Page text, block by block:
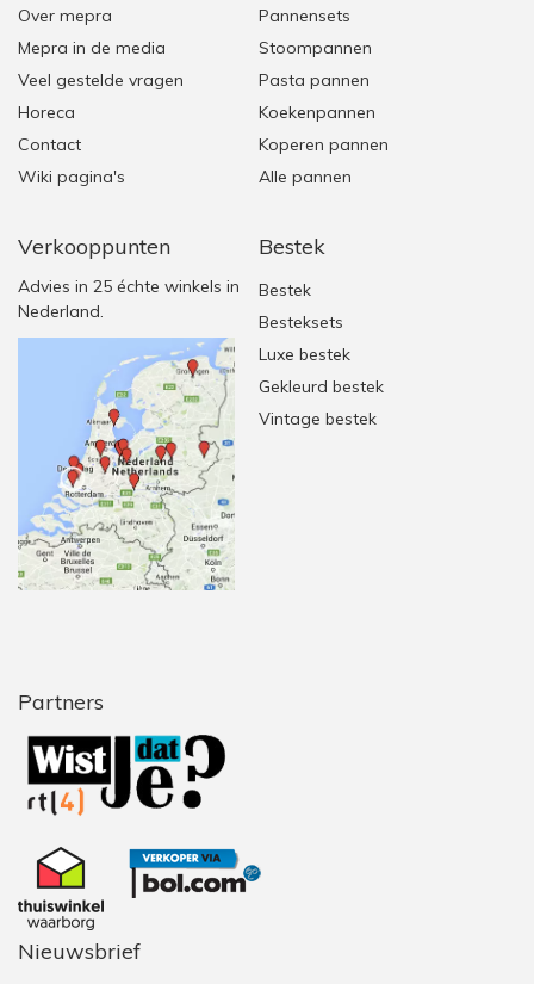
Over mepra
Mepra in de media
Veel gestelde vragen
Horeca
Contact
Wiki pagina's
Verkooppunten
Advies in 25 échte winkels in
Nederland.
Pannensets
Stoompannen
Pasta pannen
Koekenpannen
Koperen pannen
Alle pannen
Bestek
Bestek
Besteksets
Luxe bestek
Gekleurd bestek
Vintage bestek
Partners
Nieuwsbrief